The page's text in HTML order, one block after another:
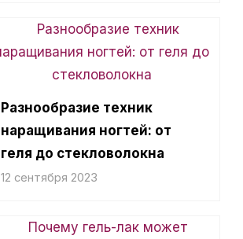
Разнообразие техник
наращивания ногтей: от
геля до стекловолокна
12 сентября 2023